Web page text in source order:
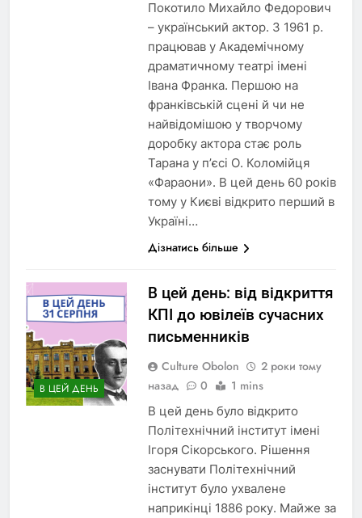
Покотило Михайло Федорович
– український актор. З 1961 р.
працював у Академічному
драматичному театрі імені
Івана Франка. Першою на
франківській сцені й чи не
найвідомішою у творчому
доробку актора стає роль
Тарана у п’єсі О. Коломійця
«Фараони». В цей день 60 років
тому у Києві відкрито перший в
Україні…
Дізнатись більше
В ЦЕЙ ДЕНЬ
В цей день: від відкриття
КПІ до ювілеїв сучасних
письменників
Culture Obolon
2 роки тому
назад
0 1 mins
В цей день було відкрито
Політехнічний інститут імені
Ігоря Сікорського. Рішення
заснувати Політехнічний
інститут було ухвалене
наприкінці 1886 року. Майже за